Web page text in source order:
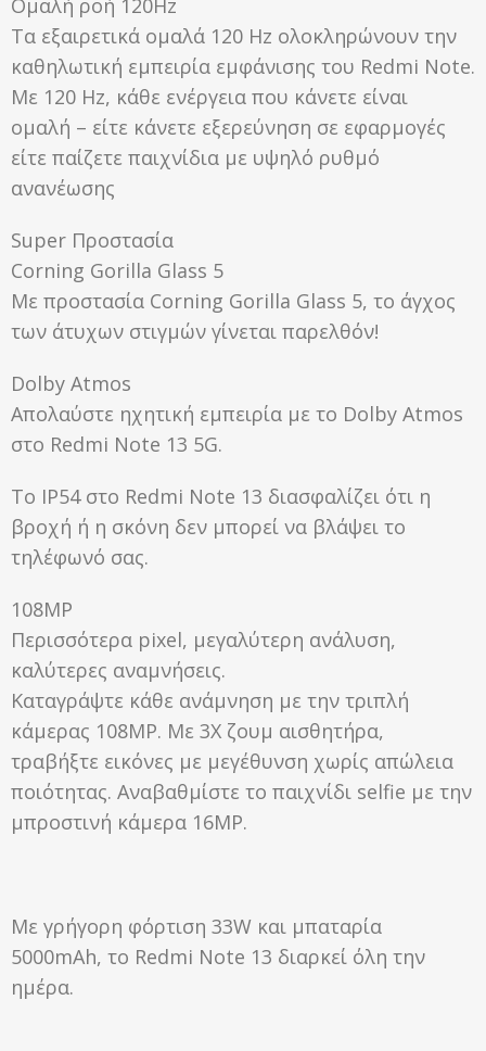
Ομαλή ροή 120Hz
Τα εξαιρετικά ομαλά 120 Hz ολοκληρώνουν την
καθηλωτική εμπειρία εμφάνισης του Redmi Note.
Με 120 Hz, κάθε ενέργεια που κάνετε είναι
ομαλή – είτε κάνετε εξερεύνηση σε εφαρμογές
είτε παίζετε παιχνίδια με υψηλό ρυθμό
ανανέωσης
Super Προστασία
Corning Gorilla Glass 5
Με προστασία Corning Gorilla Glass 5, το άγχος
των άτυχων στιγμών γίνεται παρελθόν!
Dolby Atmos
Απολαύστε ηχητική εμπειρία με το Dolby Atmos
στο Redmi Note 13 5G.
To IP54 στο Redmi Note 13 διασφαλίζει ότι η
βροχή ή η σκόνη δεν μπορεί να βλάψει το
τηλέφωνό σας.
108MP
Περισσότερα pixel, μεγαλύτερη ανάλυση,
καλύτερες αναμνήσεις.
Καταγράψτε κάθε ανάμνηση με την τριπλή
κάμερας 108MP. Με 3X ζουμ αισθητήρα,
τραβήξτε εικόνες με μεγέθυνση χωρίς απώλεια
ποιότητας. Αναβαθμίστε το παιχνίδι selfie με την
μπροστινή κάμερα 16MP.
Με γρήγορη φόρτιση 33W και μπαταρία
5000mAh, το Redmi Note 13 διαρκεί όλη την
ημέρα.